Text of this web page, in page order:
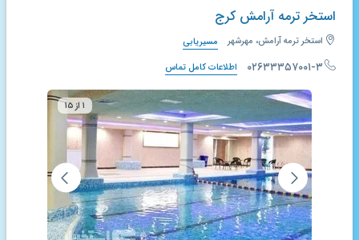
استخر ترمه آرامش کرج
استخر ترمه آرامش، مهرشهر مسیریابی
۰۲۶۳۳۳۵۷۰۰۱-۳ اطلاعات کامل تماس
۱ از ۱۵